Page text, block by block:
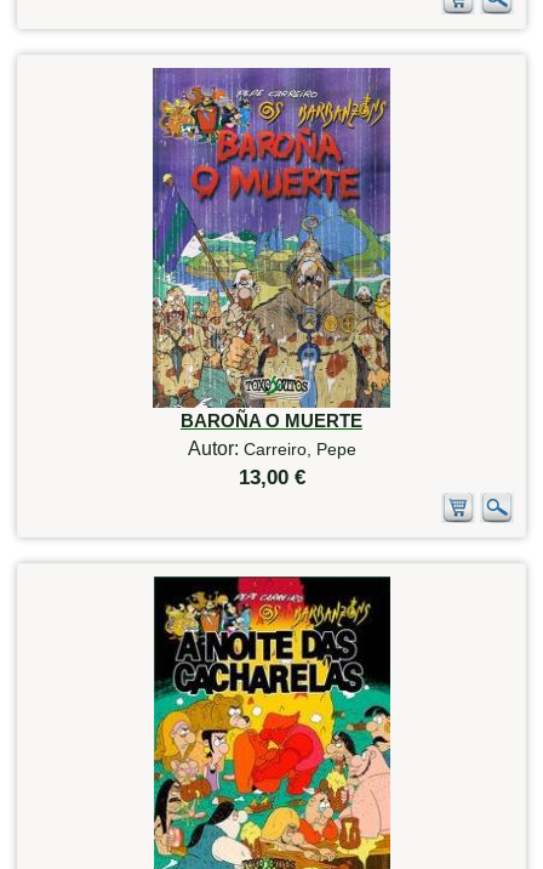
BAROÑA O MUERTE
Autor: Carreiro, Pepe
13,00 €